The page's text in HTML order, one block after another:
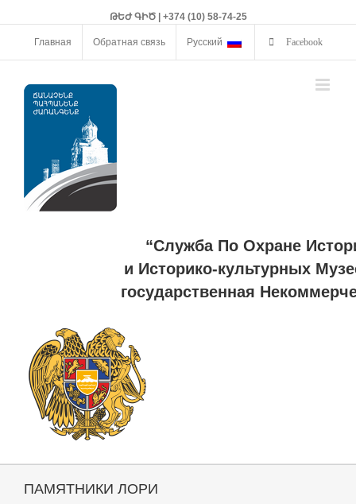
ԹԵԺ ԳԻԾ | +374 (10) 58-74-25
Главная Обратная связь Русский Facebook
“Служба По Охране
и Историко-культурных
государственная
ПАМЯТНИКИ ЛОРИ